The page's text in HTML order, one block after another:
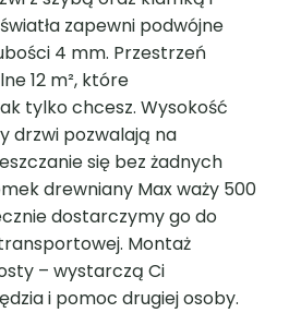
zapewni podwójne
4 mm. Przestrzeń
12 m², które
tylko chcesz. Wysokość
drzwi pozwalają na
się bez żadnych
drewniany Max waży 500
dostarczymy go do
Montaż
– wystarczą Ci
i pomoc drugiej osoby.